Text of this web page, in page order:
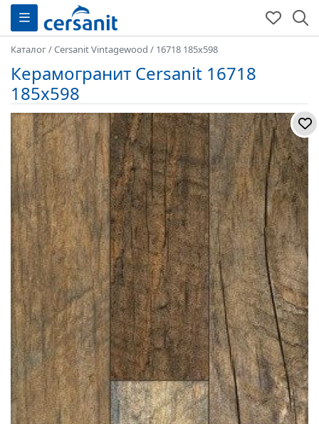
Каталог/Cersanit Vintagewood / 16718 185x598
Керамогранит Cersanit 16718
185x598